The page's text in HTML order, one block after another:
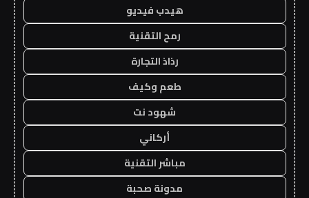
هيدب فيديو
رمح التقنية
رذاذ التجارة
طعم وكيف
شهود نت
أركاني
مباشر التقنية
مدونة صحبة